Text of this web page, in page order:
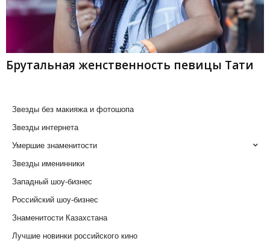
Брутальная женственность певицы Тати
Звезды без макияжа и фотошопа
Звезды интернета
Умершие знаменитости
Звезды именинники
Западный шоу-бизнес
Российский шоу-бизнес
Знаменитости Казахстана
Лучшие новинки российского кино